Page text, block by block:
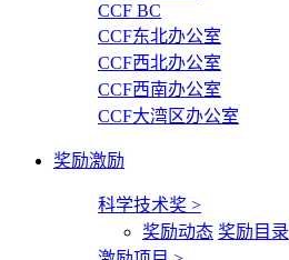
CCF BC
CCF东北办公室
CCF西北办公室
CCF西南办公室
CCF大湾区办公室
奖励激励
科学技术奖 >
奖励动态 奖励目录